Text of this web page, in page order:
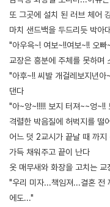
또 그곳에 설치 된 러브 체어
마치 샌드백을 두드리듯 박아
"아우윽~! 여보~!!여보~!! 오
교장은 흥분에 주체를 못하며
"아후~!! 씨발 개걸레보지년
댄다
"아~앙~!!!!! 보지 터져~~엉~!!
격렬한 박음질에 허벅지를 떨
어느 덧 2교시가 끝날 때 까
가득 채워주고 끝이 난다
옷 매무새와 화장을 고치는
"우리 미자...책임져...결혼 전
에도..."